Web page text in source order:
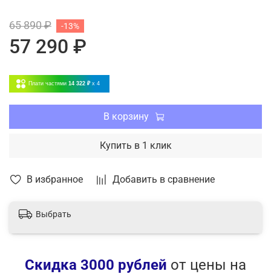
В избранное Добавить в сравнение
65 890 ₽
57 290 ₽
-13%
Плати частями 14 322 ₽ x 4
В корзину
Купить в 1 клик
Выбрать
Скидка 3000 рублей от цены на